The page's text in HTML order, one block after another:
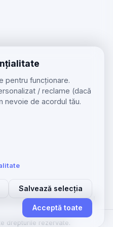
pentru funcționare.
/ reclame (dacă
nevoie de acordul tău.
Salvează selecția
Acceptă toate
Telefoane Beiuș·Licitații GSM
drepturile rezervate.